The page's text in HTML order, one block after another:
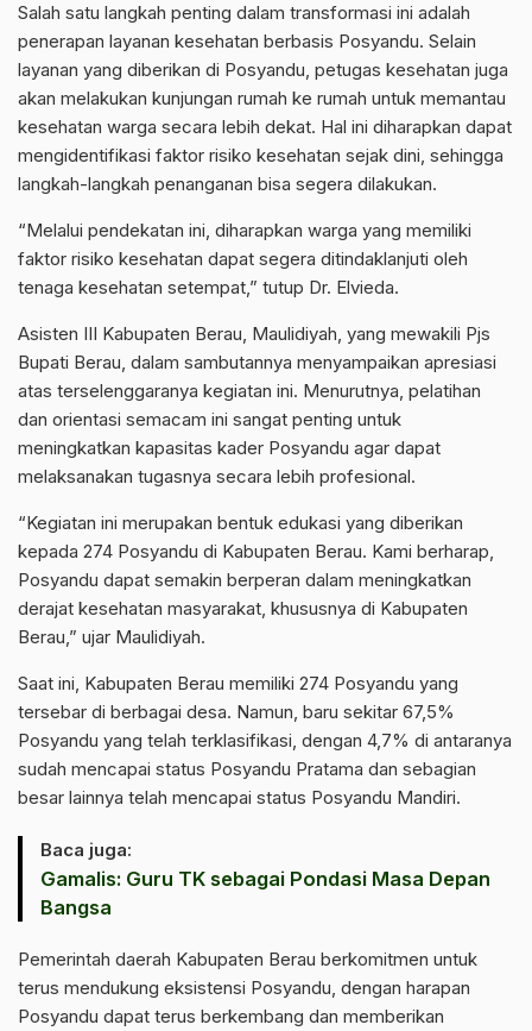
Salah satu langkah penting dalam transformasi ini adalah
penerapan layanan kesehatan berbasis Posyandu. Selain
layanan yang diberikan di Posyandu, petugas kesehatan juga
akan melakukan kunjungan rumah ke rumah untuk memantau
kesehatan warga secara lebih dekat. Hal ini diharapkan dapat
mengidentifikasi faktor risiko kesehatan sejak dini, sehingga
langkah-langkah penanganan bisa segera dilakukan.
“Melalui pendekatan ini, diharapkan warga yang memiliki
faktor risiko kesehatan dapat segera ditindaklanjuti oleh
tenaga kesehatan setempat,” tutup Dr. Elvieda.
Asisten III Kabupaten Berau, Maulidiyah, yang mewakili Pjs
Bupati Berau, dalam sambutannya menyampaikan apresiasi
atas terselenggaranya kegiatan ini. Menurutnya, pelatihan
dan orientasi semacam ini sangat penting untuk
meningkatkan kapasitas kader Posyandu agar dapat
melaksanakan tugasnya secara lebih profesional.
“Kegiatan ini merupakan bentuk edukasi yang diberikan
kepada 274 Posyandu di Kabupaten Berau. Kami berharap,
Posyandu dapat semakin berperan dalam meningkatkan
derajat kesehatan masyarakat, khususnya di Kabupaten
Berau,” ujar Maulidiyah.
Saat ini, Kabupaten Berau memiliki 274 Posyandu yang
tersebar di berbagai desa. Namun, baru sekitar 67,5%
Posyandu yang telah terklasifikasi, dengan 4,7% di antaranya
sudah mencapai status Posyandu Pratama dan sebagian
besar lainnya telah mencapai status Posyandu Mandiri.
Baca juga:
Gamalis: Guru TK sebagai Pondasi Masa Depan
Bangsa
Pemerintah daerah Kabupaten Berau berkomitmen untuk
terus mendukung eksistensi Posyandu, dengan harapan
Posyandu dapat terus berkembang dan memberikan